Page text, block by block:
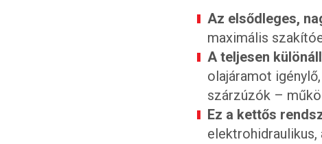
Az elsődleges,
maximális
A teljesen
olajáramot
szárzúzók –
Ez a kettős